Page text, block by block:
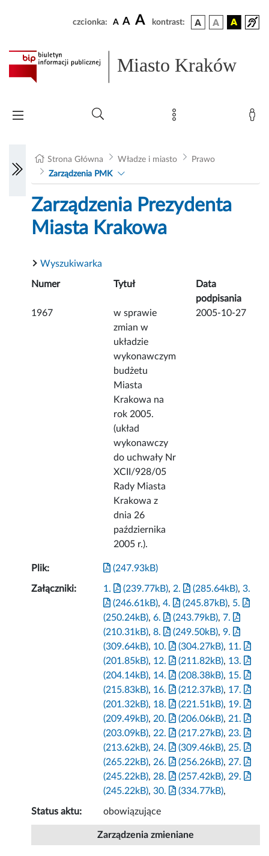
czcionka: A A A kontrast:
Miasto Kraków
Strona Główna Władze i miasto
Prawo
Zarządzenia PMK
Zarządzenia Prezydenta
Miasta Krakowa
Wyszukiwarka
Numer Tytuł
Data
podpisania
1967
w sprawie
zmian w
układzie
wykonawczym
budżetu
Miasta
Krakowa na
rok 2005.
(układ
wykonawczy
do uchwały Nr
XCII/928/05
Rady Miasta
Krakowa z
dnia 26
października
2005 r.).
2005-10-27
Plik: (247.93kB)
Załączniki: 1. (239.77kB), 2. (285.64kB),3.
(246.61kB),4. (245.87kB), 5.
(250.24kB),6. (243.79kB), 7.
(210.31kB),8. (249.50kB),9.
(309.64kB), 10. (304.27kB), 11.
(201.85kB), 12. (211.82kB), 13.
(204.14kB), 14. (208.38kB), 15.
(215.83kB), 16. (212.37kB), 17.
(201.32kB), 18. (221.51kB), 19.
(209.49kB), 20. (206.06kB), 21.
(203.09kB), 22. (217.27kB), 23.
(213.62kB), 24. (309.46kB), 25.
(265.22kB), 26. (256.26kB), 27.
(245.22kB), 28. (257.42kB), 29.
(245.22kB),30. (334.77kB),
Status aktu: obowiązujące
Zarządzenia zmieniane